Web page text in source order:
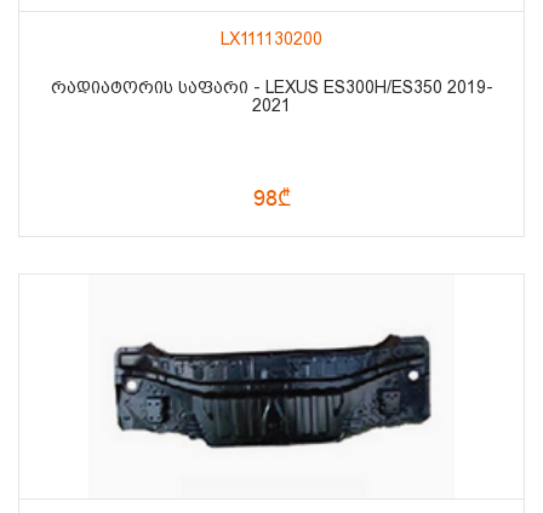
LX111130200
ᲠᲐᲓᲘᲐᲢᲝᲠᲘᲡ ᲡᲐᲤᲐᲠᲘ - LEXUS ES300H/ES350 2019-
2021
98₾